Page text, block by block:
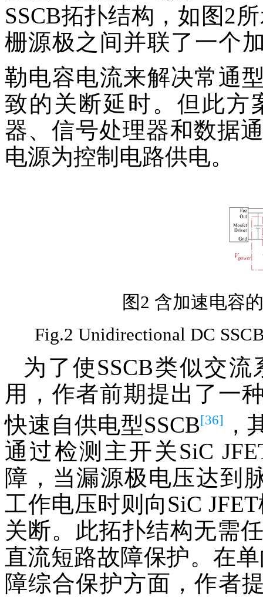
SSCB拓扑结构，如图2
栅源极之间并联了一个
勒电容电流来解决常通
致的关断延时。但此方
器、信号处理器和数据
电源为控制电路供电。
图2 含加速电容
Fig.2 Unidirectional DC
为了使SSCB类似交
用，作者前期提出了一
快速自供电型SSCB[36]
，
通过检测主开关SiC
障，当漏源极电压达到
工作电压时则向SiC
关断。此拓扑结构无需
直流短路故障保护。在
障综合保护方面，作者